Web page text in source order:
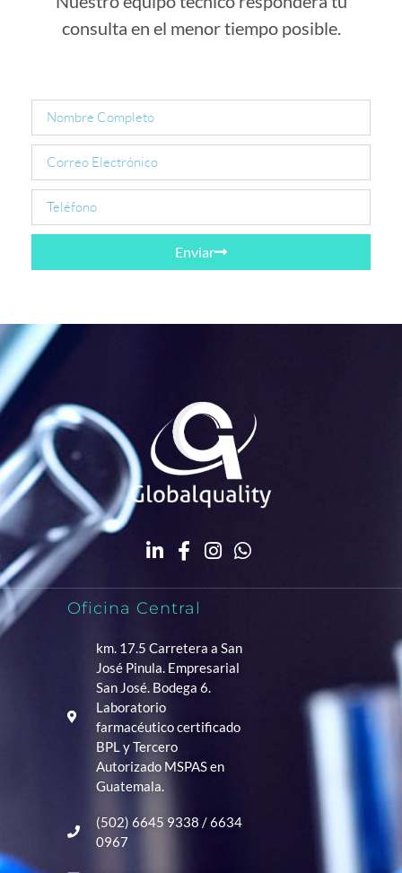
consulta en el menor tiempo posible.
Enviar
Oficina Central
km. 17.5 Carretera a San
José Pinula. Empresarial
San José. Bodega 6.
Laboratorio
farmacéutico certificado
BPL y Tercero
Autorizado MSPAS en
Guatemala.
(502) 6645 9338 / 6634
0967